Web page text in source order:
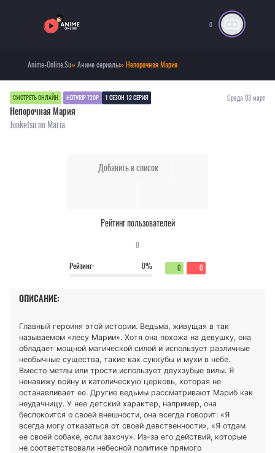
0
Anime-Online.Su»Аниме сериалы» Непорочная Мария
СМОТРЕТЬ ОНЛАЙН HDTVRIP 720P 1 СЕЗОН 12 СЕРИЯ Среда 03 март
Непорочная Мария
Junketsu no Maria
Добавить в список
Рейтинг пользователей
0
Рейтинг:
0% 0 0
ОПИСАНИЕ:
Главный героиня этой истории. Ведьма, живущая в так
называемом «лесу Марии». Хотя она похожа на девушку, она
обладает мощной магической силой и использует различные
необычные существа, такие как суккубы и мухи в небе.
Вместо метлы или трости использует двухзубые вилы. Я
ненавижу войну и католическую церковь, которая не
останавливает ее. Другие ведьмы рассматривают Мариб как
неудачницу. У нее детский характер, например, она
беспокоится о своей внешности, она всегда говорит: «Я
всегда могу отказаться от своей девственности», «Я отдам
ее своей собаке, если захочу». Из-за его действий, которые
не соответствовали небесной политике прямого